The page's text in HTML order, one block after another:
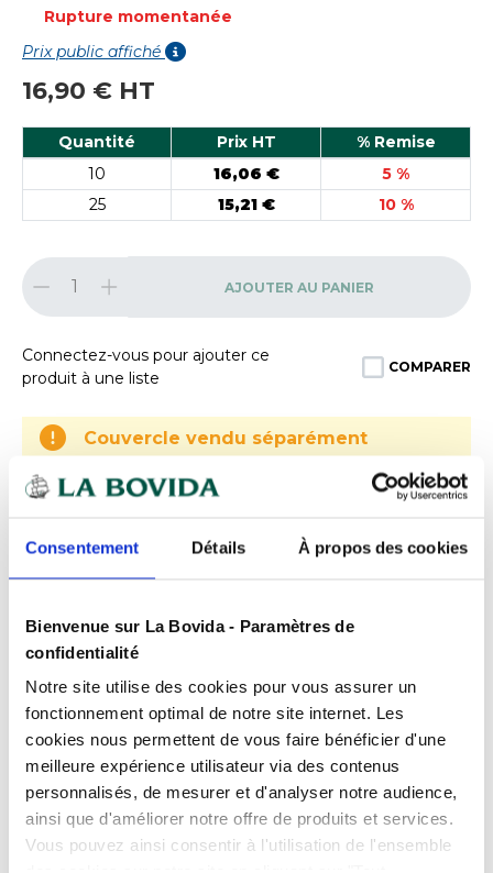
Consentement Détails À propos des cookies
Bienvenue sur La Bovida - Paramètres de
confidentialité
Notre site utilise des cookies pour vous assurer un
fonctionnement optimal de notre site internet. Les
cookies nous permettent de vous faire bénéficier d'une
meilleure expérience utilisateur via des contenus
personnalisés, de mesurer et d'analyser notre audience,
ainsi que d'améliorer notre offre de produits et services.
Vous pouvez ainsi consentir à l'utilisation de l'ensemble
Rupture momentanée
Prix public affiché
16,90 € HT
Quantité Prix HT
% Remise
10
16,06 €
5 %
25
15,21 € 10 %
AJOUTER AU PANIER
Connectez-vous pour ajouter ce
produit à une liste
COMPARER
Couvercle vendu séparément
Des experts
à votre écoute
Devisgratuits
Présentation
Bac gastronorme
rationnel, empilable.
Les bords sont renforcés pour une meilleure
résistance aux chocs et une meilleure rigidité.
Caractéristiques
Contenance 2.5 l